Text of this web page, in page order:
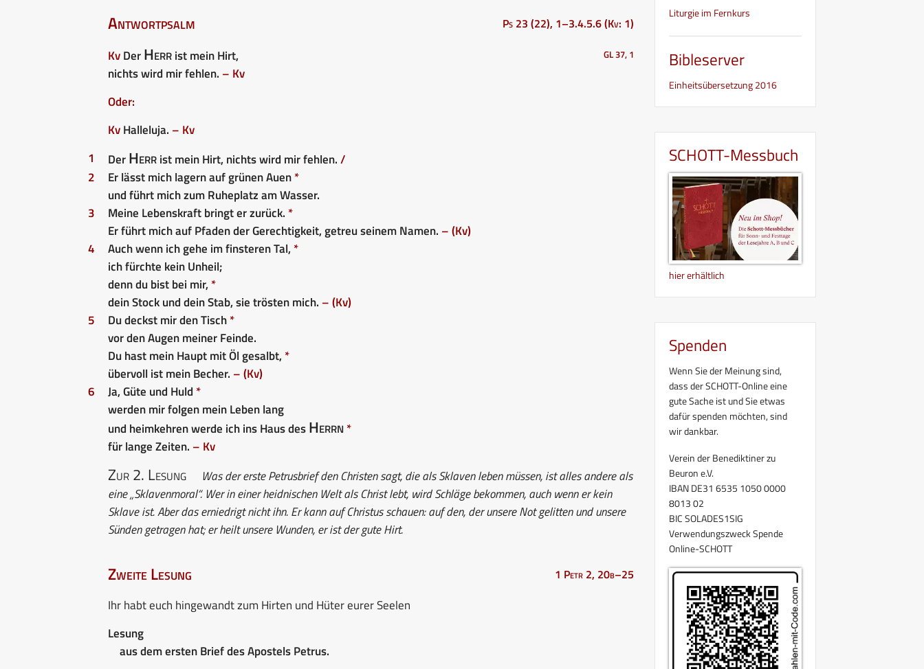
Antwortpsalm Ps 23 (22), 1–3.4.5.6 (Kv: 1)
KvDerHerrist mein Hirt, GL 37, 1
nichts wird mir fehlen. – Kv
Oder:
KvHalleluja. – Kv
1
DerHerrist mein Hirt, nichts wird mir fehlen./
2
Er lässt mich lagern auf grünen Auen*
und führt mich zum Ruheplatz am Wasser.
3
Meine Lebenskraft bringt er zurück. *
Er führt mich auf Pfaden der Gerechtigkeit, getreu seinem Namen. – (Kv)
4
Auch wenn ich gehe im finsteren Tal, *
ich fürchte kein Unheil;
denn du bist bei mir, *
dein Stock und dein Stab, sie trösten mich. – (Kv)
5
Du deckst mir den Tisch*
vor den Augen meiner Feinde.
Du hast mein Haupt mit Öl gesalbt, *
übervoll ist mein Becher. – (Kv)
6
Ja, Güte und Huld *
werden mir folgen mein Leben lang
und heimkehren werde ich ins Haus desHerrn*
für lange Zeiten. – Kv
Zur 2. Lesung
Was der erste Petrusbrief den Christen sagt, die als Sklaven leben müssen, ist alles andere als
eine „Sklavenmoral“. Wer in einer heidnischen Welt als Christ lebt, wird Schläge bekommen, auch wenn er kein
Sklave ist. Aber das erniedrigt nicht ihn. Er kann auf Christus schauen: auf den, der unsere Not gelitten und unsere
Sünden getragen hat; er heilt unsere Wunden, er ist der gute Hirt.
Zweite Lesung 1 Petr 2, 20b–25
Ihr habt euch hingewandt zum Hirten und Hüter eurer Seelen
Lesung
aus dem ersten Brief des Apostels Petrus.
Liturgie im Fernkurs
Bibleserver
Einheitsübersetzung 2016
SCHOTT-Messbuch
hier erhältlich
Spenden
Wenn Sie der Meinung sind,
dass der SCHOTT-Online eine
gute Sache ist und Sie etwas
dafür spenden möchten, sind
wir dankbar.
Verein der Benediktiner zu
Beuron e.V.
IBAN DE31 6535 1050 0000
8013 02
BIC SOLADES1SIG
Verwendungszweck Spende
Online-SCHOTT